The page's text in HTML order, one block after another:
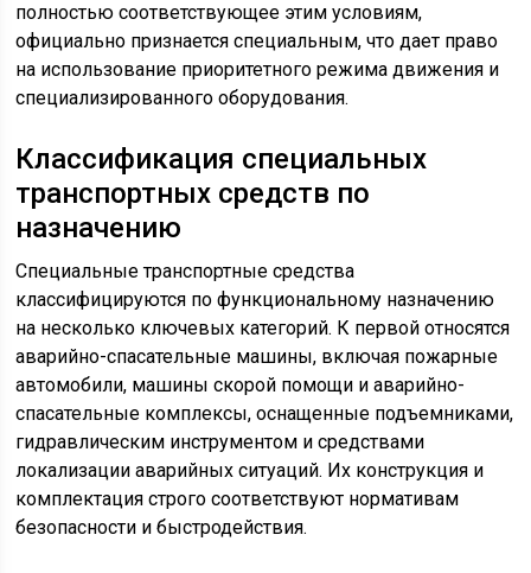
полностью соответствующее этим условиям,
официально признается специальным, что дает право
на использование приоритетного режима движения и
специализированного оборудования.
Классификация специальных
транспортных средств по
назначению
Специальные транспортные средства
классифицируются по функциональному назначению
на несколько ключевых категорий. К первой относятся
аварийно-спасательные машины, включая пожарные
автомобили, машины скорой помощи и аварийно-
спасательные комплексы, оснащенные подъемниками,
гидравлическим инструментом и средствами
локализации аварийных ситуаций. Их конструкция и
комплектация строго соответствуют нормативам
безопасности и быстродействия.